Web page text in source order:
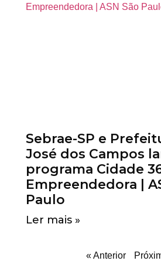
Sebrae-SP e
José dos Campos
programa Cidade
Empreendedora |
Paulo
Ler mais »
« Anterior